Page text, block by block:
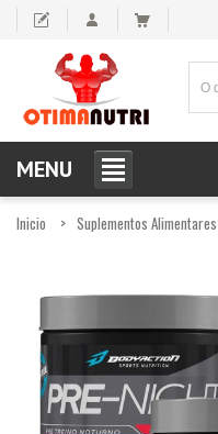
MENU
Inicio Suplementos Alimentares